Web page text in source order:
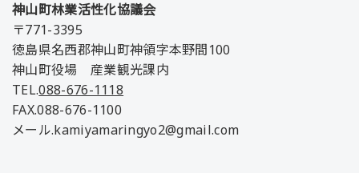
神山町林業活性化協議会
〒771-3395
徳島県名西郡神山町神領字本野間100
神山町役場 産業観光課内
TEL.088-676-1118
FAX.088-676-1100
メール.kamiyamaringyo2@gmail.com